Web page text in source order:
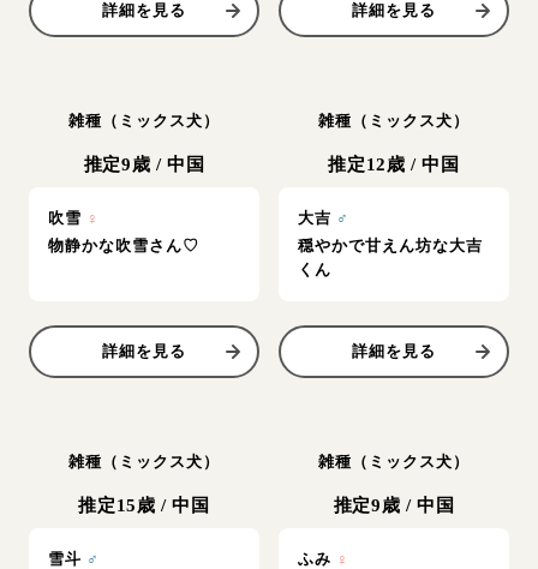
詳細を見る 詳細を見る
雑種（ミックス犬）
推定9歳 / 中国
吹雪 ♀
物静かな吹雪さん♡
詳細を見る
雑種（ミックス犬）
推定12歳 /中国
大吉 ♂
穏やかで甘えん坊な大吉
くん
詳細を見る
雑種（ミックス犬）
推定15歳 /中国
雪斗 ♂
雑種（ミックス犬）
推定9歳 / 中国
ふみ ♀